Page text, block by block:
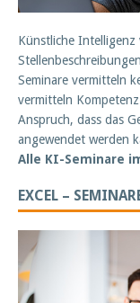
Künstliche Intelligenz
Seminare vermitteln
vermitteln
Anspruch, dass das
angewendet werden
Alle KI-Seminare
EXCEL –